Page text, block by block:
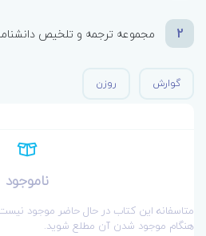
2 مجموعه ترجمه و تلخیص دانشنامه
گوارش روزن
ناموجود
متاسفانه این کتاب در حال حاضر موجود
هنگام موجود شدن آن مطلع شوید.